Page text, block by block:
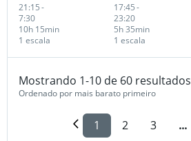
21:15-
7:30
1 escala
10h 15min
17:45-
23:20
1 escala
5h 35min
Mostrando 1-10 de 60 resultados
Ordenado por mais barato primeiro
1 2 3 ...